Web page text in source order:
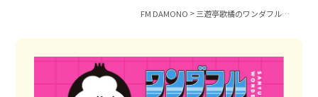
FM DAMONO > 三遊亭歌橘のワンダフルラジオ